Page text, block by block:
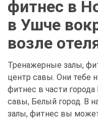
фитнес в
в Ушче
возле
Тренажерные залы,
центр савы. Они тебе
фитнес в части
савы, Белый город. В
залы, фитнес вы